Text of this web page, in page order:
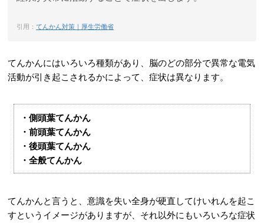
引用： てんかん対策｜厚生労働省
てんかんにはいろいろ種類があり、脳のどの部分で異常な電気
活動が引き起こされるかによって、症状は異なります。
・側頭葉てんかん
・前頭葉てんかん
・後頭葉てんかん
・全般てんかん
てんかんと言うと、意識を失い全身が硬直してけいれんを起こ
すというイメージがありますが、それ以外にもいろいろな症状